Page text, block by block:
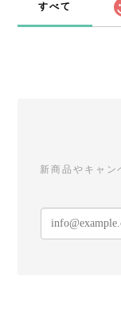
すべて
新商品やキャン